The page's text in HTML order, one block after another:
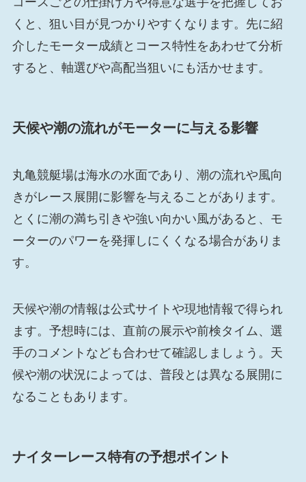
くと、狙い目が見つかりやすくなります。先に紹
介したモーター成績とコース特性をあわせて分析
すると、軸選びや高配当狙いにも活かせます。
天候や潮の流れがモーターに与える影響
丸亀競艇場は海水の水面であり、潮の流れや風向
きがレース展開に影響を与えることがあります。
とくに潮の満ち引きや強い向かい風があると、モ
ーターのパワーを発揮しにくくなる場合がありま
す。
天候や潮の情報は公式サイトや現地情報で得られ
ます。予想時には、直前の展示や前検タイム、選
手のコメントなども合わせて確認しましょう。天
候や潮の状況によっては、普段とは異なる展開に
なることもあります。
ナイターレース特有の予想ポイント